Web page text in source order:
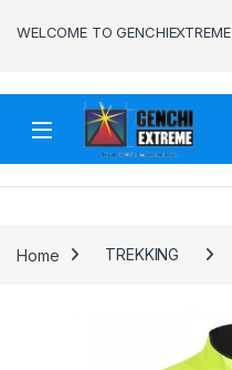
WELCOME TO GENCHIEXTREME
Home TREKKING